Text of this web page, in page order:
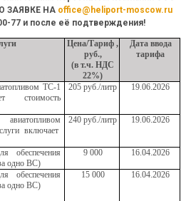
ЗАЯВКЕ НА office@heliport-moscow.ru
77 и после её подтверждения!
Цена/Тариф ,
руб.,
(в т.ч. НДС
22%)
Дата ввода
тарифа
ТС-1
стоимость
205 руб./литр 19.06.2026
включает
240 руб./литр 19.06.2026
обеспечения
одно ВС)
9 000 16.04.2026
обеспечения
одно ВС)
15 000 16.04.2026